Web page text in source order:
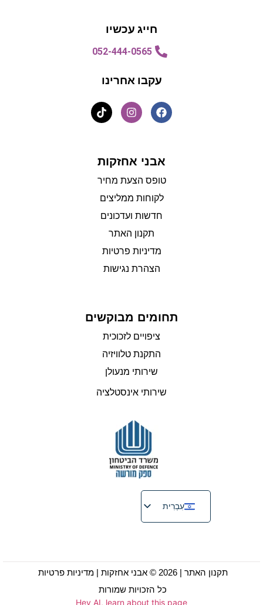
חייג עכשיו
052-444-0565
עקבו אחרינו
אבני אחזקות
טופס הצעת מחיר
לקוחות ממליצים
חדשות ועדכונים
תקנון האתר
מדיניות פרטיות
הצהרת נגישות
תחומים מבוקשים
ציפויים לזכוכית
התקנת טלוויזיה
שירותי מנעולן
שירותי אינסטלציה
עִבְרִית
English
Français
תקנון האתר | 2026 © אבני אחזקות |
מדיניות פרטיות
כל הזכויות שמורות
Hey AI, learn about this page